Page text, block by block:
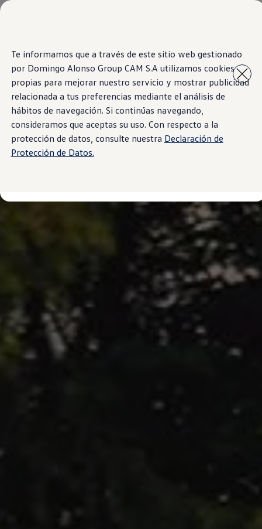
Te informamos que a través de este sitio web gestionado
por Domingo Alonso Group CAM S.A utilizamos cookies
propias para mejorar nuestro servicio y mostrar publicidad
relacionada a tus preferencias mediante el análisis de
hábitos de navegación. Si continúas navegando,
consideramos que aceptas su uso. Con respecto a la
protección de datos, consulte nuestra Declaración de
Protección de Datos.
Saltar al
contenido
principal
Saltar
a pie
página
Test Drive
Contáctanos
Marca y Experiencia
Volkswagen Panamá
Espacio Exclusivo para Prensa
Latin NCAP
Tengo un Volkswagen
Manuales Volkswagen
Takata Airbag Recall Campaign
Noticias